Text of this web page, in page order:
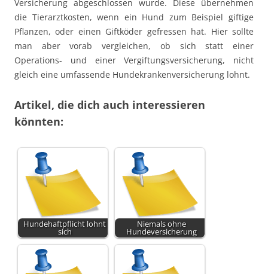
Versicherung abgeschlossen wurde. Diese übernehmen
die Tierarztkosten, wenn ein Hund zum Beispiel giftige
Pflanzen, oder einen Giftköder gefressen hat. Hier sollte
man aber vorab vergleichen, ob sich statt einer
Operations- und einer Vergiftungsversicherung, nicht
gleich eine umfassende Hundekrankenversicherung lohnt.
Artikel, die dich auch interessieren
könnten:
Hundehaftpflicht lohnt
sich
Niemals ohne
Hundeversicherung